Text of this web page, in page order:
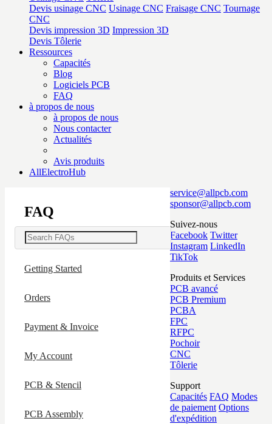
Devis usinage CNC Usinage CNC Fraisage CNC Tournage
CNC
Devis impression 3D Impression 3D
Devis Tôlerie
Ressources
Capacités
Blog
Logiciels PCB
FAQ
à propos de nous
à propos de nous
Nous contacter
Actualités
Avis produits
AllElectroHub
FAQ
Getting Started
Orders
Payment & Invoice
My Account
PCB & Stencil
PCB Assembly
service@allpcb.com
sponsor@allpcb.com
Suivez-nous
Facebook Twitter
Instagram LinkedIn
TikTok
Produits et Services
PCB avancé
PCB Premium
PCBA
FPC
RFPC
Pochoir
CNC
Tôlerie
Support
Capacités FAQ Modes
de paiement Options
d'expédition